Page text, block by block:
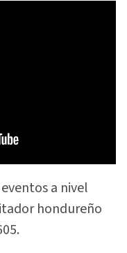
a nivel
hondureño